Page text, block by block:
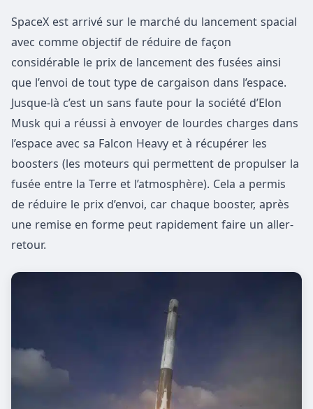
SpaceX est arrivé sur le marché du lancement spacial
avec comme objectif de réduire de façon
considérable le prix de lancement des fusées ainsi
que l’envoi de tout type de cargaison dans l’espace.
Jusque-là c’est un sans faute pour la société d’Elon
Musk qui a réussi à envoyer de lourdes charges dans
l’espace avec sa Falcon Heavy et à récupérer les
boosters (les moteurs qui permettent de propulser la
fusée entre la Terre et l’atmosphère). Cela a permis
de réduire le prix d’envoi, car chaque booster, après
une remise en forme peut rapidement faire un aller-
retour.